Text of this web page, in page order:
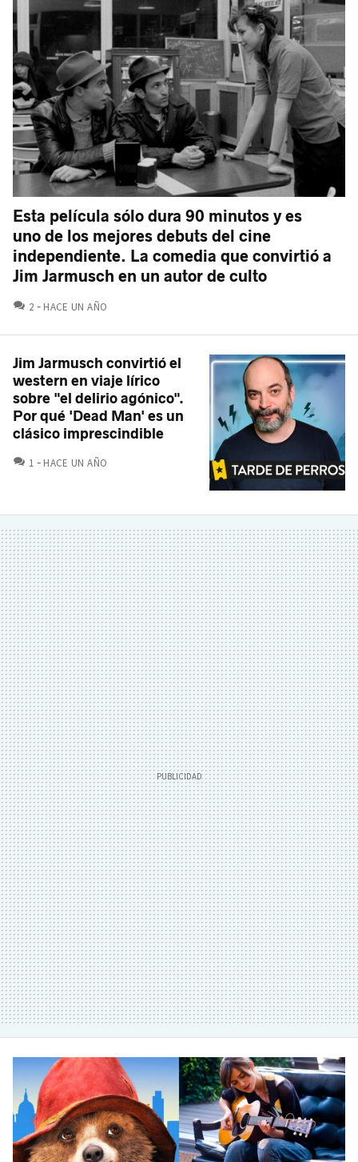
Esta película sólo dura 90 minutos y es
uno de los mejores debuts del cine
independiente. La comedia que convirtió a
Jim Jarmusch en un autor de culto
2 COMENTARIOS
HACE UN AÑO
Jim Jarmusch convirtió el
western en viaje lírico
sobre "el delirio agónico".
Por qué 'Dead Man' es un
clásico imprescindible
1 COMENTARIOS
HACE UN AÑO